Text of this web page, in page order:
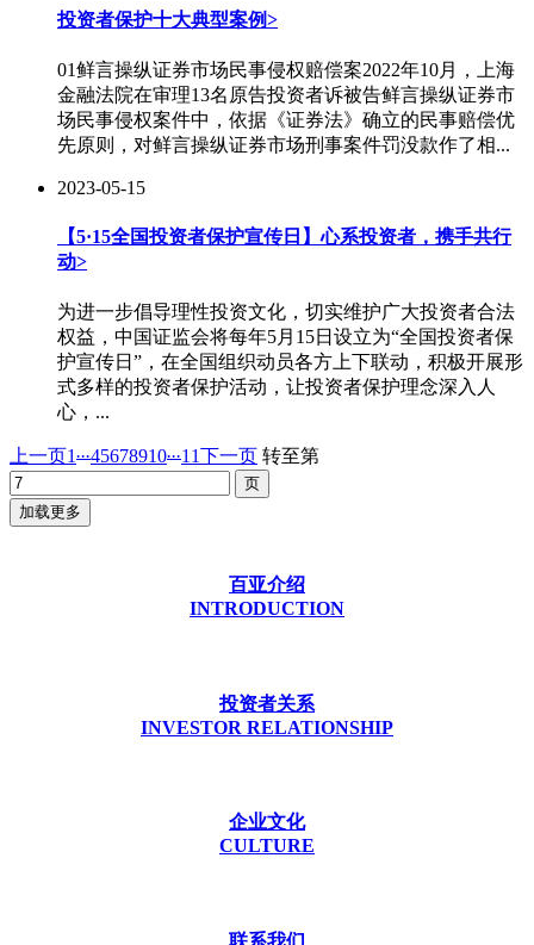
投资者保护十大典型案例>
01鲜言操纵证券市场民事侵权赔偿案2022年10月，上海
金融法院在审理13名原告投资者诉被告鲜言操纵证券市
场民事侵权案件中，依据《证券法》确立的民事赔偿优
先原则，对鲜言操纵证券市场刑事案件罚没款作了相...
2023-05-15
【5·15全国投资者保护宣传日】心系投资者，携手共行
动>
为进一步倡导理性投资文化，切实维护广大投资者合法
权益，中国证监会将每年5月15日设立为“全国投资者保
护宣传日”，在全国组织动员各方上下联动，积极开展形
式多样的投资者保护活动，让投资者保护理念深入人
心，...
上一页1...45678910...11下一页 转至第
加载更多
百亚介绍
INTRODUCTION
投资者关系
INVESTOR RELATIONSHIP
企业文化
CULTURE
联系我们